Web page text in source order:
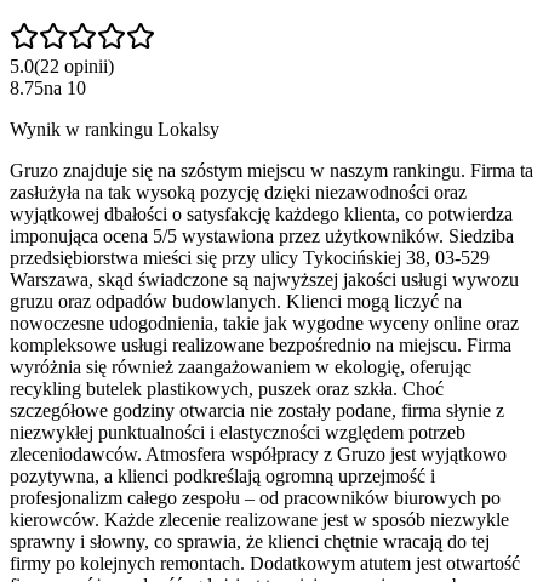
5.0(22 opinii)
8.75na 10
Wynik w rankingu Lokalsy
Gruzo znajduje się na szóstym miejscu w naszym rankingu. Firma ta
zasłużyła na tak wysoką pozycję dzięki niezawodności oraz
wyjątkowej dbałości o satysfakcję każdego klienta, co potwierdza
imponująca ocena 5/5 wystawiona przez użytkowników. Siedziba
przedsiębiorstwa mieści się przy ulicy Tykocińskiej 38, 03-529
Warszawa, skąd świadczone są najwyższej jakości usługi wywozu
gruzu oraz odpadów budowlanych. Klienci mogą liczyć na
nowoczesne udogodnienia, takie jak wygodne wyceny online oraz
kompleksowe usługi realizowane bezpośrednio na miejscu. Firma
wyróżnia się również zaangażowaniem w ekologię, oferując
recykling butelek plastikowych, puszek oraz szkła. Choć
szczegółowe godziny otwarcia nie zostały podane, firma słynie z
niezwykłej punktualności i elastyczności względem potrzeb
zleceniodawców. Atmosfera współpracy z Gruzo jest wyjątkowo
pozytywna, a klienci podkreślają ogromną uprzejmość i
profesjonalizm całego zespołu – od pracowników biurowych po
kierowców. Każde zlecenie realizowane jest w sposób niezwykle
sprawny i słowny, co sprawia, że klienci chętnie wracają do tej
firmy po kolejnych remontach. Dodatkowym atutem jest otwartość